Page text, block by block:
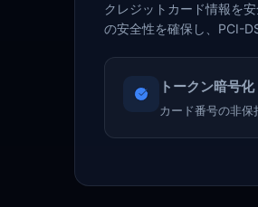
クレジットカード情報を
の安全性を確保し、PCI-
トークン暗号化
カード番号の非保